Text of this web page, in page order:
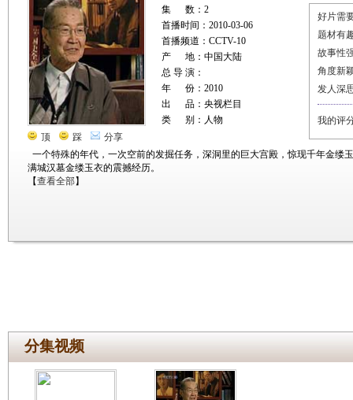
顶 踩 分享
集 数：2
首播时间：2010-03-06
首播频道：CCTV-10
产 地：中国大陆
总 导 演：
年 份：2010
出 品：央视栏目
类 别：人物
一个特殊的年代，一次空前的发掘任务，深洞里的巨大宫殿，惊现千年金缕
满城汉墓金缕玉衣的震撼经历。
【查看全部】
好片需
题材有
故事性
角度新
发人深
我的评
分集视频